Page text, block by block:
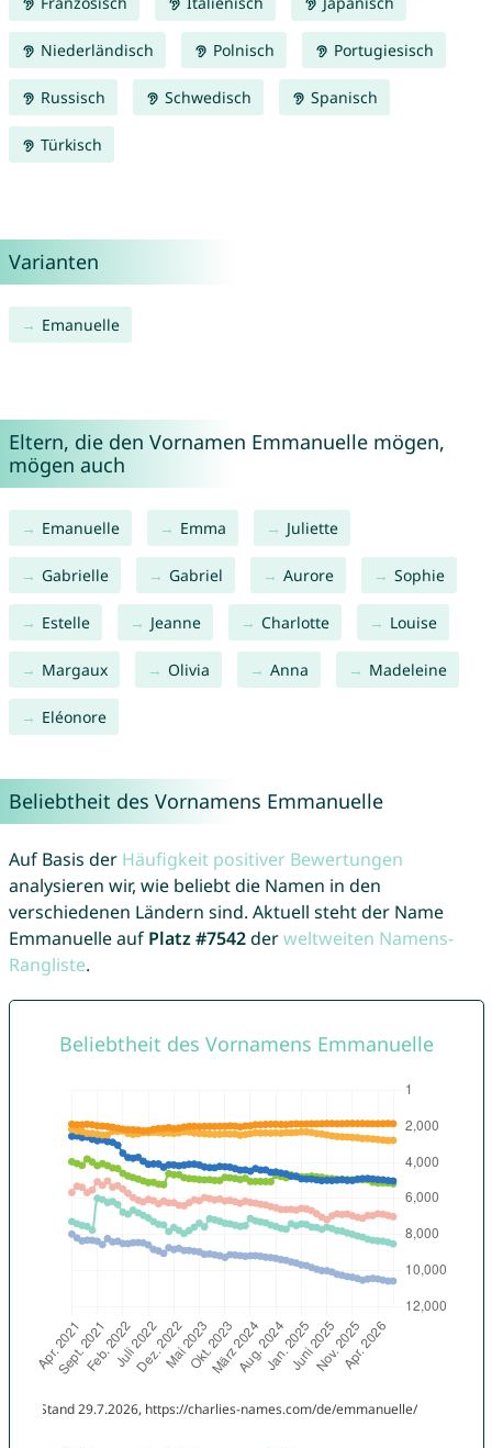
Niederländisch Polnisch Portugiesisch
Russisch Schwedisch Spanisch
Türkisch
Varianten
Emanuelle
Eltern, die den Vornamen Emmanuelle mögen,
mögen auch
Emanuelle Emma Juliette
Gabrielle Gabriel Aurore Sophie
Estelle Jeanne Charlotte Louise
Margaux Olivia Anna Madeleine
Eléonore
Beliebtheit des Vornamens Emmanuelle
Auf Basis der Häufigkeit positiver Bewertungen
analysieren wir, wie beliebt die Namen in den
verschiedenen Ländern sind. Aktuell steht der Name
Emmanuelle auf Platz #7542derweltweiten Namens-
Rangliste.